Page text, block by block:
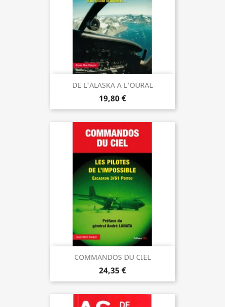
DE L'ALASKA A L'OURAL
19,80 €
COMMANDOS DU CIEL
24,35 €